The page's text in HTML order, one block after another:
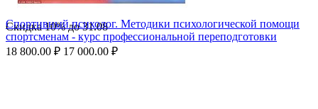
Скидка10%до31.08
Спортивный психолог. Методики психологической помощи
спортсменам - курс профессиональной переподготовки
18 800.00 ₽ 17 000.00 ₽